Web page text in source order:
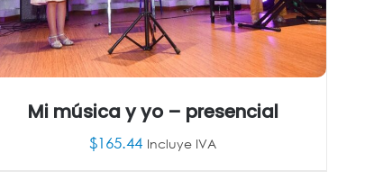
Mi música y yo – presencial
$165.44 Incluye IVA